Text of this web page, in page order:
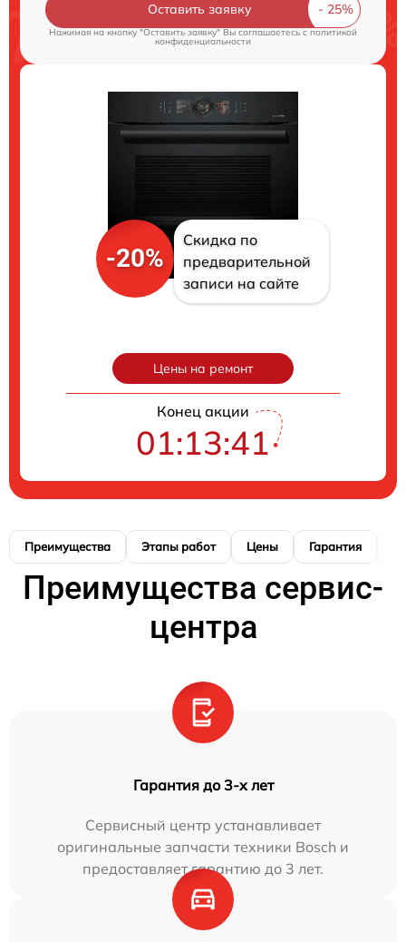
Оставить заявку
Нажимая на кнопку "Оставить заявку" Вы соглашаетесь cполитикой
конфиденциальности
-20%
Скидка по
предварительной
записи на сайте
Цены на ремонт
Конец акции
01:13:40
Преимущества Этапы работ Цены Гарантия
Преимущества сервис-
центра
Гарантия до 3-х лет
Сервисный центр устанавливает
оригинальные запчасти техники Bosch и
предоставляет гарантию до 3 лет.